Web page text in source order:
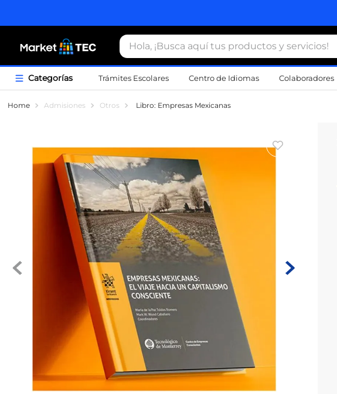
Hola, ¡Busca aquí tus productos y servicios!
Trámites Escolares Centro de Idiomas Colaboradores
Admisiones Otros Libro: Empresas Mexicanas
6
7.